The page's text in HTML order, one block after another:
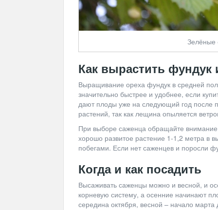
Зелёные
Как вырастить фундук
Выращивание ореха фундук в средней
значительно быстрее и удобнее, если
дают плоды уже на следующий год после
растений, так как лещина опыляется
При выборе саженца обращайте
хорошо развитое растение 1-1,2 метра в
побегами. Если нет саженцев и поросли
Когда и как посадить
Высаживать саженцы можно и весной, и
корневую систему, а осенние начинают
середина октября, весной – начало марта